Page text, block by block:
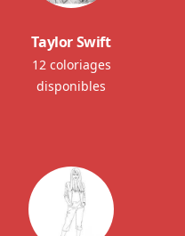
Taylor Swift
12 coloriages
disponibles